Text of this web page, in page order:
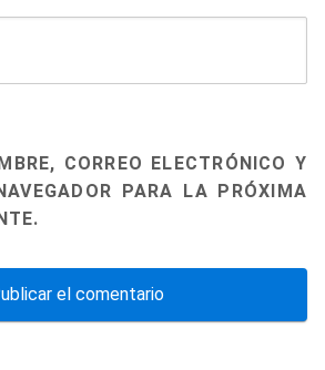
CORREO ELECTRÓNICO Y
PARA LA PRÓXIMA